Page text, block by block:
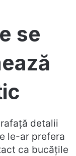
se
detalii
le-ar prefera
ca bucățile